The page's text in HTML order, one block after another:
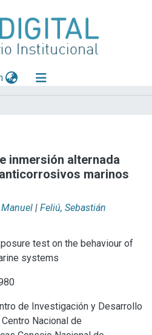
(current)
inmersión alternada
marinos
| Feliú, Sebastián
test on the behaviour of
systems
de Investigación y Desarrollo
Centro Nacional de